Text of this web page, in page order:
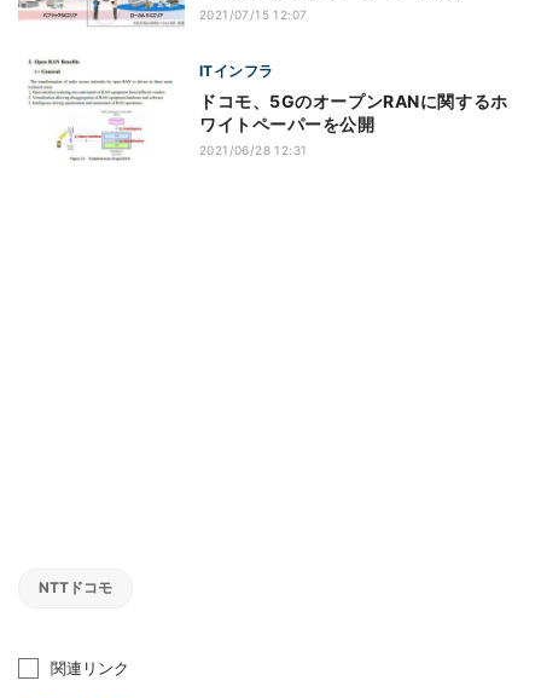
2021/07/15 12:07
ITインフラ
ドコモ、5GのオープンRANに関するホ
ワイトペーパーを公開
2021/06/28 12:31
NTTドコモ
関連リンク